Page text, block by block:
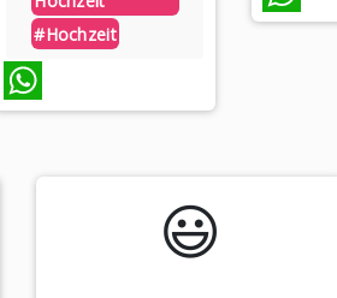
#hochzeit
😃️